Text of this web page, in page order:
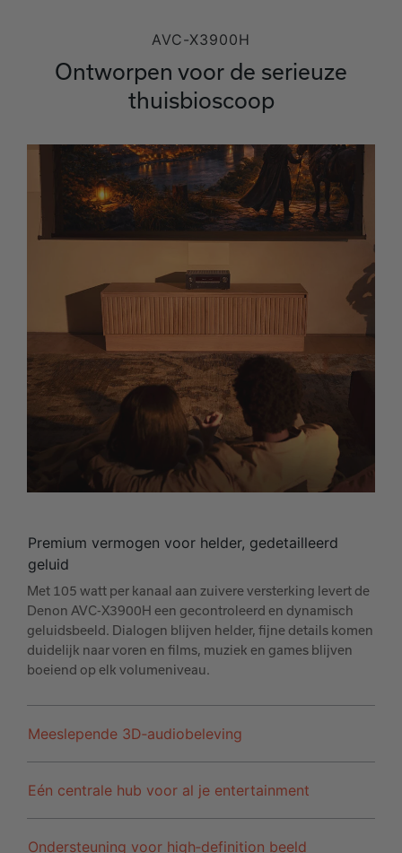
AVC-X3900H
Ontworpen voor de serieuze
thuisbioscoop
Premium vermogen voor helder, gedetailleerd
geluid
Met 105 watt per kanaal aan zuivere versterking levert de
Denon AVC‑X3900H een gecontroleerd en dynamisch
geluidsbeeld. Dialogen blijven helder, fijne details komen
duidelijk naar voren en films, muziek en games blijven
boeiend op elk volumeniveau.
Meeslepende 3D‑audiobeleving
Eén centrale hub voor al je entertainment
Ondersteuning voor high‑definition beeld